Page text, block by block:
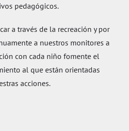
pedagógicos.
a través de la recreación y por
a nuestros monitores a
con cada niño fomente el
al que están orientadas
acciones.